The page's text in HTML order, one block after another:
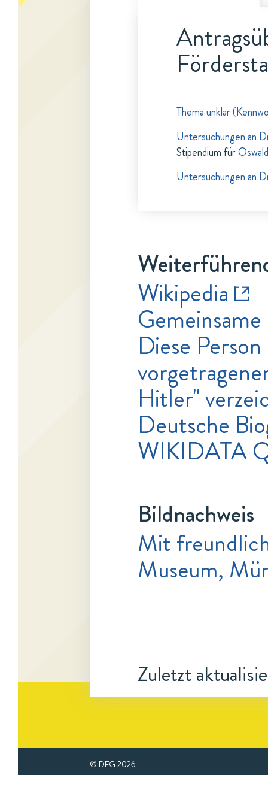
Thema unklar
Untersuchungen an
Stipendium für
Untersuchungen an
Wikipedia
Diese
Hitler"
Deutsche
WIKIDATA
Bildnachweis
Mit
Museum,
Zuletzt
© DFG 2026